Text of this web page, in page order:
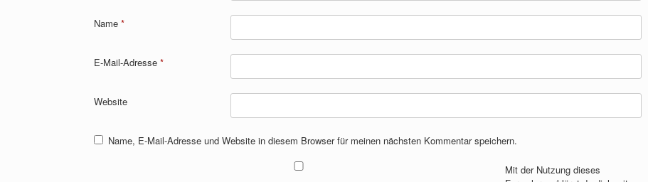
Name *
E-Mail-Adresse *
Website
Name, E-Mail-Adresse und Website in diesem Browser für meinen nächsten Kommentar speichern.
Mit der Nutzung dieses